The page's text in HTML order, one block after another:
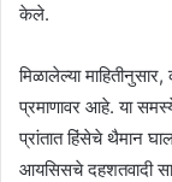
केले.
मिळालेल्या
प्रमाणावर आहे. या
प्रांतात हिंसेचे थैमान
आयसिसचे दहशतवादी